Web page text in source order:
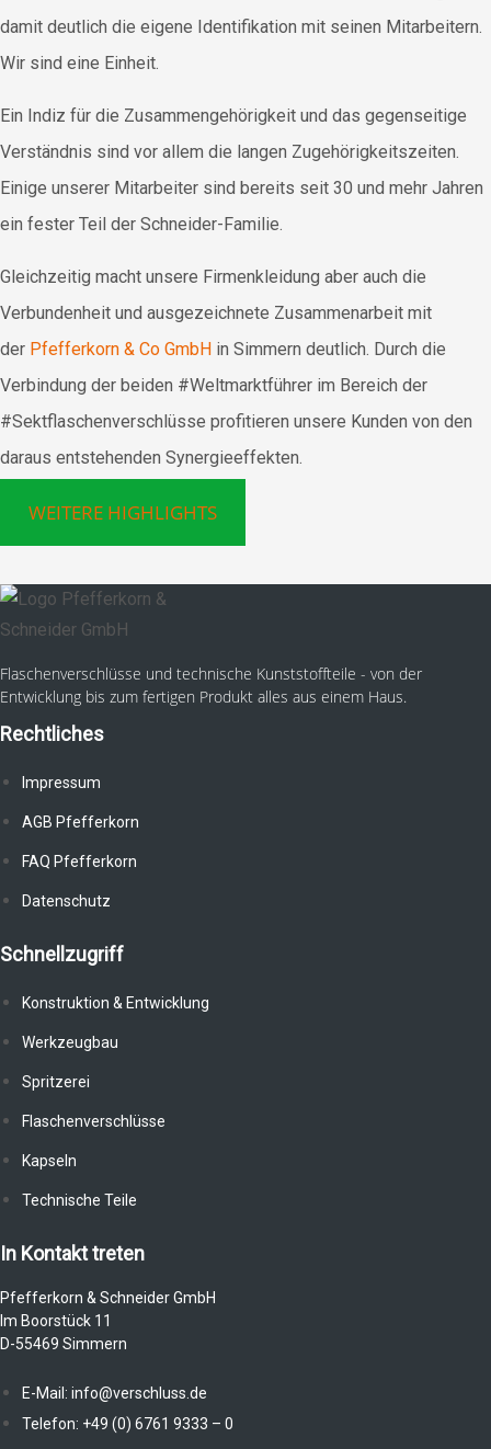
damit deutlich die eigene Identifikation mit seinen Mitarbeitern.
Wir sind eine Einheit.
Ein Indiz für die Zusammengehörigkeit und das gegenseitige
Verständnis sind vor allem die langen Zugehörigkeitszeiten.
Einige unserer Mitarbeiter sind bereits seit 30 und mehr Jahren
ein fester Teil der Schneider-Familie.
Gleichzeitig macht unsere Firmenkleidung aber auch die
Verbundenheit und ausgezeichnete Zusammenarbeit mit
der Pfefferkorn & Co GmbH in Simmern deutlich. Durch die
Verbindung der beiden #Weltmarktführer im Bereich der
#Sektflaschenverschlüsse profitieren unsere Kunden von den
daraus entstehenden Synergieeffekten.
WEITERE HIGHLIGHTS
Flaschenverschlüsse und technische Kunststoffteile - von der
Entwicklung bis zum fertigen Produkt alles aus einem Haus.
Rechtliches
Impressum
AGB Pfefferkorn
FAQ Pfefferkorn
Datenschutz
Schnellzugriff
Konstruktion & Entwicklung
Werkzeugbau
Spritzerei
Flaschenverschlüsse
Kapseln
Technische Teile
In Kontakt treten
Pfefferkorn & Schneider GmbH
Im Boorstück 11
D-55469 Simmern
E-Mail: info@verschluss.de
Telefon: +49 (0) 6761 9333 – 0